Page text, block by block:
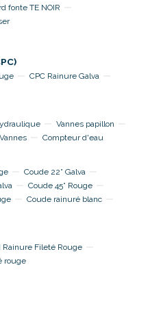
fonte TE NOIR
CPC Rainure Galva
Vannes papillon
Vannes Compteur d'eau
Coude 22° Galva
Coude 45° Rouge
Coude rainuré blanc
Rainure Fileté Rouge
rouge